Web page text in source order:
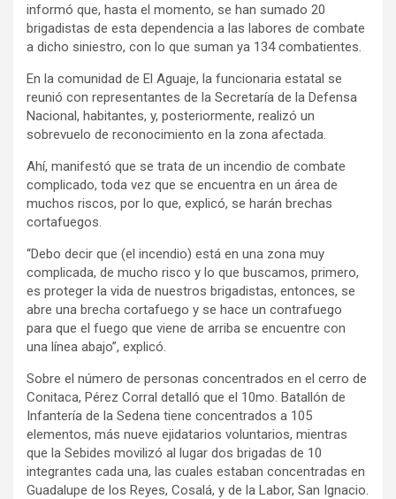
informó que, hasta el momento, se han sumado 20
brigadistas de esta dependencia a las labores de combate
a dicho siniestro, con lo que suman ya 134 combatientes.
En la comunidad de El Aguaje, la funcionaria estatal se
reunió con representantes de la Secretaría de la Defensa
Nacional, habitantes, y, posteriormente, realizó un
sobrevuelo de reconocimiento en la zona afectada.
Ahí, manifestó que se trata de un incendio de combate
complicado, toda vez que se encuentra en un área de
muchos riscos, por lo que, explicó, se harán brechas
cortafuegos.
“Debo decir que (el incendio) está en una zona muy
complicada, de mucho risco y lo que buscamos, primero,
es proteger la vida de nuestros brigadistas, entonces, se
abre una brecha cortafuego y se hace un contrafuego
para que el fuego que viene de arriba se encuentre con
una línea abajo”, explicó.
Sobre el número de personas concentrados en el cerro de
Conitaca, Pérez Corral detalló que el 10mo. Batallón de
Infantería de la Sedena tiene concentrados a 105
elementos, más nueve ejidatarios voluntarios, mientras
que la Sebides movilizó al lugar dos brigadas de 10
integrantes cada una, las cuales estaban concentradas en
Guadalupe de los Reyes, Cosalá, y de la Labor, San Ignacio.